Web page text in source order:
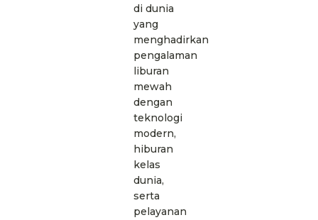
di dunia
yang
menghadirkan
pengalaman
liburan
mewah
dengan
teknologi
modern,
hiburan
kelas
dunia,
serta
pelayanan